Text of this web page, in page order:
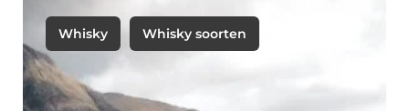
Whisky Whisky soorten